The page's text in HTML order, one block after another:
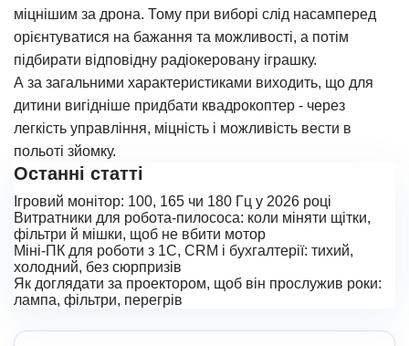
міцнішим за дрона. Тому при виборі слід насамперед
орієнтуватися на бажання та можливості, а потім
підбирати відповідну радіокеровану іграшку.
А за загальними характеристиками виходить, що для
дитини вигідніше придбати квадрокоптер - через
легкість управління, міцність і можливість вести в
польоті зйомку.
Останні статті
Ігровий монітор: 100, 165 чи 180 Гц у 2026 році
Витратники для робота-пилососа: коли міняти щітки,
фільтри й мішки, щоб не вбити мотор
Міні-ПК для роботи з 1С, CRM і бухгалтерії: тихий,
холодний, без сюрпризів
Як доглядати за проектором, щоб він прослужив роки:
лампа, фільтри, перегрів